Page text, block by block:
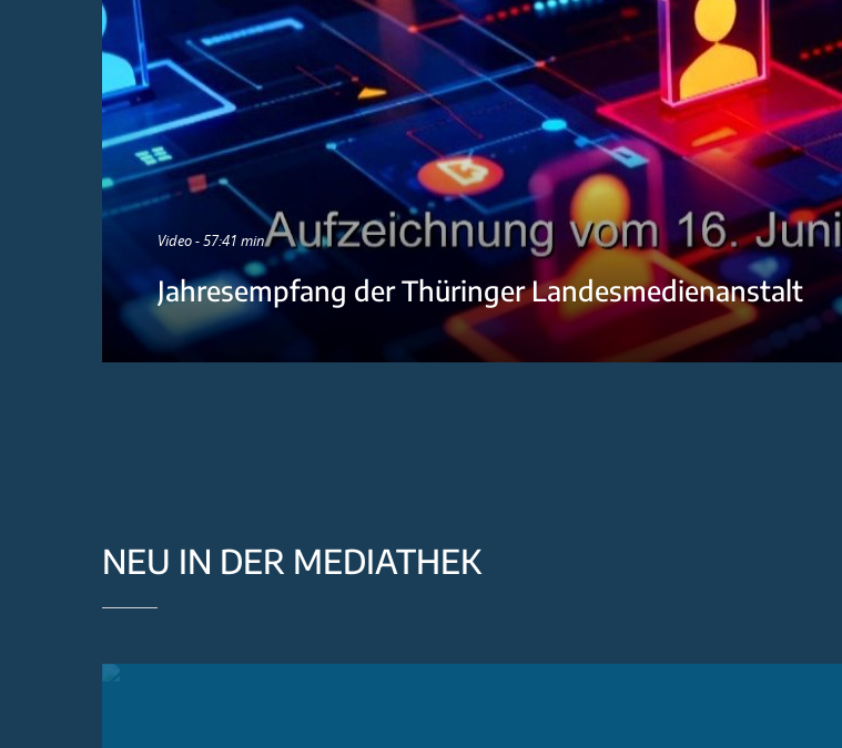
Video - 57:41 min
Jahresempfang der Thüringer Landesmedienanstalt
NEU IN DER MEDIATHEK